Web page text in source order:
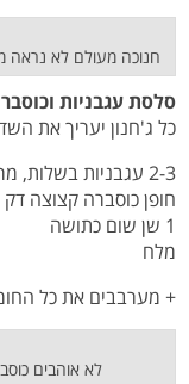
חנוכה מעולם לא נראה
סלסת עגבניות
כל ג'חנון יעריך את
2-3 עגבניות בשלות, מרוסקות על פומפייה גסה
חופן כוסברה קצוצה דק
1 שן שום כתושה
מלח
+ מערבבים את כל החומרים ומשהים
לא אוהבים